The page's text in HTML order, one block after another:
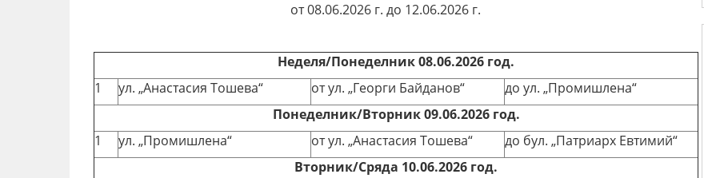
от 08.06.2026 г. до 12.06.2026 г.
Неделя/Понеделник08.06.2026 год.
1
ул. „Анастасия Тошева“ от ул. „Георги Байданов“
до ул. „Промишлена“
Понеделник/Вторник 09.06.2026 год.
1
ул. „Промишлена“ от ул. „Анастасия Тошева“
до бул. „Патриарх Евтимий“
Вторник/Сряда 10.06.2026 год.